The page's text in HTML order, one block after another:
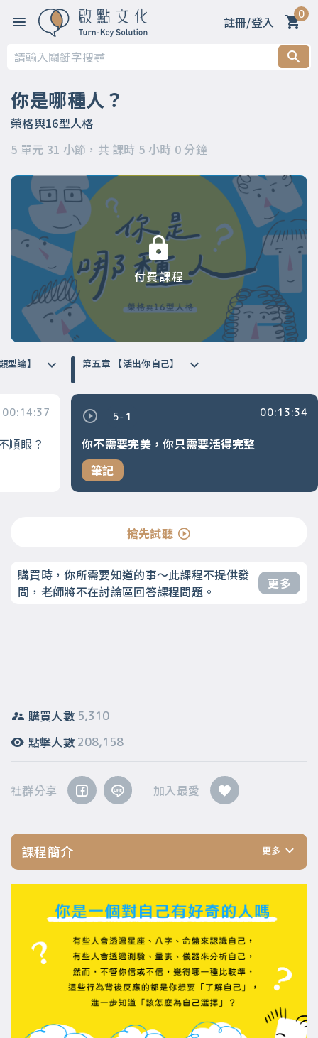
註冊/登入 0
你是哪種人？
榮格與16型人格
5 單元 31 小節，共 課時 5 小時 0 分鐘
付費課程
第一章 【你是哪種人？】
第三章 【MBTI測驗16種人格類型】
第四章 【原來這才是榮格類型論】
第五章 【活出你自己】
型論】
順眼？
00:14:37
第五章 【活出你自己】
5-1
你不需要完美，你只需要活得完整
筆記
00:13:34
搶先試聽
購買時，你所需要知道的事～此課程不提供發
問，老師將不在討論區回答課程問題。
更多
購買人數 5,310
點擊人數 208,158
社群分享 加入最愛
課程簡介